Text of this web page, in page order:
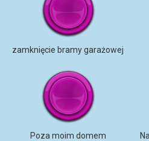
zamknięcie bramy garażowej
Poza moim domem